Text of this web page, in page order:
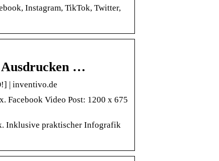
Instagram, TikTok, Twitter,
Ausdrucken …
| inventivo.de
Facebook Video Post: 1200 x 675
Inklusive praktischer Infografik